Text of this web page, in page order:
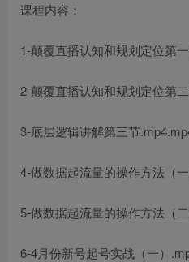
课程内容：
1-颠覆直播认知和规划定位第
2-颠覆直播认知和规划定位第
3-底层逻辑讲解第三节
4-做数据起流量的操作方法（
5-做数据起流量的操作方法（
6-4月份新号起号实战（一）